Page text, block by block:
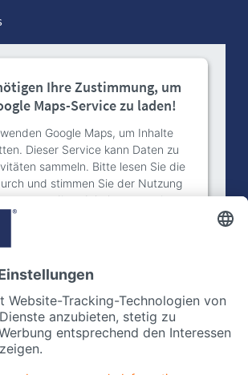
Ihre Zustimmung, um
Maps-Service zu laden!
Google Maps, um Inhalte
Dieser Service kann Daten zu
sammeln. Bitte lesen Sie die
und stimmen Sie der Nutzung
zu, um diese Inhalte anzuzeigen.
Akzeptieren
by Usercentrics Consent
Management Platform